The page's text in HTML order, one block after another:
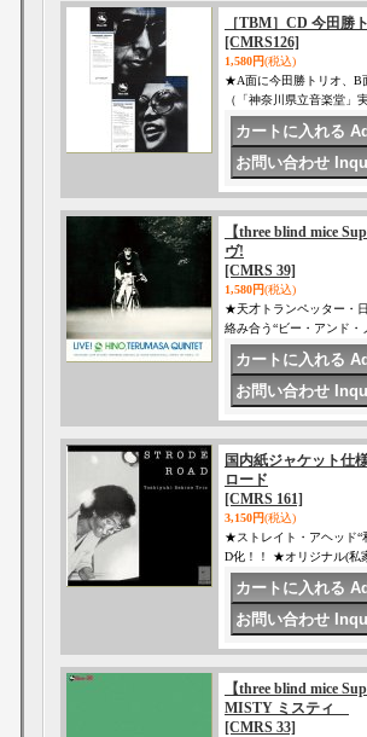
［TBM］CD 今田勝
[CMRS126]
1,580円(税込)
★A面に今田勝トリオ、B
（「神奈川県立音楽堂
【three blind mice
ヴ!
[CMRS 39]
1,580円(税込)
★天才トランペッター・
絡み合う“ビー・アンド
国内紙ジャケット仕
ロード
[CMRS 161]
3,150円(税込)
★ストレイト・アヘッド“
D化！！ ★オリジナル(私
【three blind mice
MISTY ミスティ
[CMRS 33]